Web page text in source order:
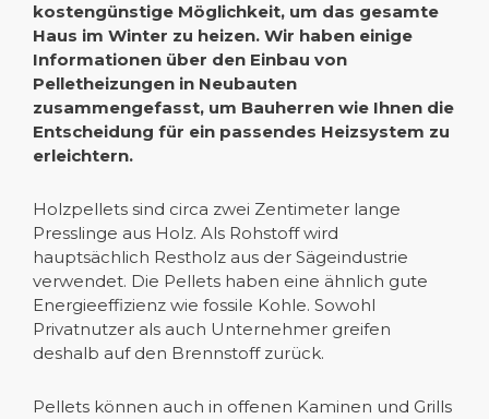
kostengünstige Möglichkeit, um das gesamte
Haus im Winter zu heizen. Wir haben einige
Informationen über den Einbau von
Pelletheizungen in Neubauten
zusammengefasst, um Bauherren wie Ihnen die
Entscheidung für ein passendes Heizsystem zu
erleichtern.
Holzpellets sind circa zwei Zentimeter lange
Presslinge aus Holz. Als Rohstoff wird
hauptsächlich Restholz aus der Sägeindustrie
verwendet. Die Pellets haben eine ähnlich gute
Energieeffizienz wie fossile Kohle. Sowohl
Privatnutzer als auch Unternehmer greifen
deshalb auf den Brennstoff zurück.
Pellets können auch in offenen Kaminen und Grills